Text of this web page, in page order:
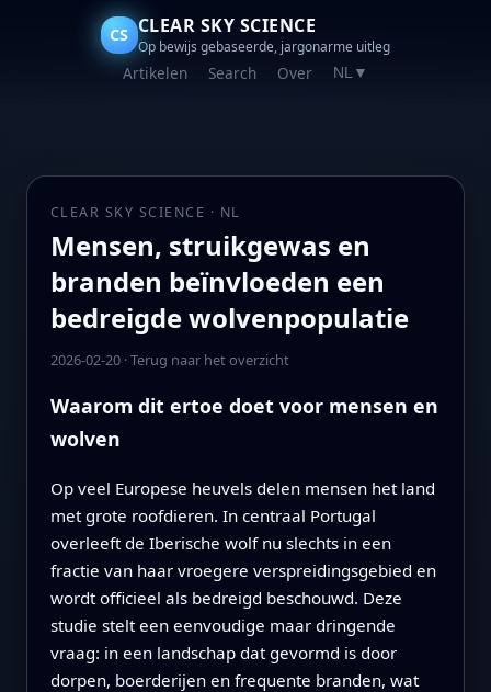
CS CLEAR SKY SCIENCE
Op bewijs gebaseerde, jargonarme uitleg
Artikelen Search Over NL ▼
CLEAR SKY SCIENCE · NL
Mensen, struikgewas en
branden beïnvloeden een
bedreigde wolvenpopulatie
2026-02-20·Terug naar het overzicht
Waarom dit ertoe doet voor mensen en
wolven
Op veel Europese heuvels delen mensen het land
met grote roofdieren. In centraal Portugal
overleeft de Iberische wolf nu slechts in een
fractie van haar vroegere verspreidingsgebied en
wordt officieel als bedreigd beschouwd. Deze
studie stelt een eenvoudige maar dringende
vraag: in een landschap dat gevormd is door
dorpen, boerderijen en frequente branden, wat